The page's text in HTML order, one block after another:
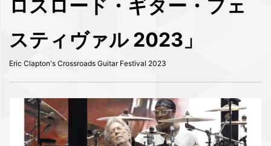
ロスロード・ギター・フェ
スティヴァル 2023」
Eric Clapton's Crossroads Guitar Festival 2023